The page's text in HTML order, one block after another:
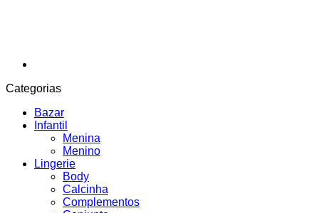
Categorias
Bazar
Infantil
Menina
Menino
Lingerie
Body
Calcinha
Complementos